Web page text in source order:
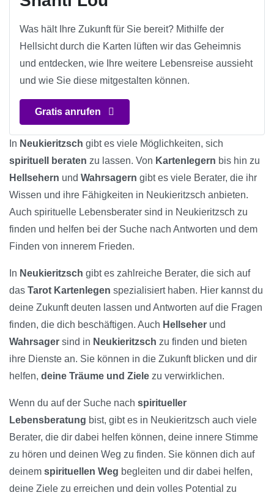
Was hält Ihre Zukunft für Sie bereit? Mithilfe der
Hellsicht durch die Karten lüften wir das Geheimnis
und entdecken, wie Ihre weitere Lebensreise aussieht
und wie Sie diese mitgestalten können.
Gratis anrufen
In Neukieritzsch gibt es viele Möglichkeiten, sich
spirituell beraten zu lassen. Von Kartenlegern bis hin zu
Hellsehern und Wahrsagern gibt es viele Berater, die ihr
Wissen und ihre Fähigkeiten in Neukieritzsch anbieten.
Auch spirituelle Lebensberater sind in Neukieritzsch zu
finden und helfen bei der Suche nach Antworten und dem
Finden von innerem Frieden.
In Neukieritzsch gibt es zahlreiche Berater, die sich auf
das Tarot Kartenlegen spezialisiert haben. Hier kannst du
deine Zukunft deuten lassen und Antworten auf die Fragen
finden, die dich beschäftigen. Auch Hellseher und
Wahrsager sind in Neukieritzsch zu finden und bieten
ihre Dienste an. Sie können in die Zukunft blicken und dir
helfen, deine Träume und Ziele zu verwirklichen.
Wenn du auf der Suche nach spiritueller
Lebensberatung bist, gibt es in Neukieritzsch auch viele
Berater, die dir dabei helfen können, deine innere Stimme
zu hören und deinen Weg zu finden. Sie können dich auf
deinem spirituellen Weg begleiten und dir dabei helfen,
deine Ziele zu erreichen und dein volles Potential zu